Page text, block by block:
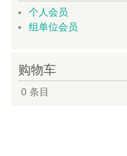
个人会员
组单位会员
购物车
0条目